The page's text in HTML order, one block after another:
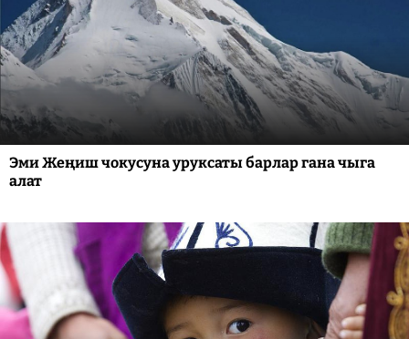
Эми Жеңиш чокусуна уруксаты барлар гана чыга
алат